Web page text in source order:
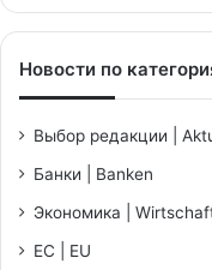
Новости по
Выбор редакции |
Банки | Banken
Экономика |
ЕС | EU